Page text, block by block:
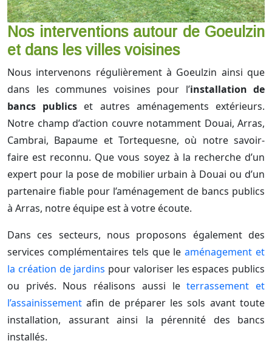
Nos interventions autour de Goeulzin
et dans les villes voisines
Nous intervenons régulièrement à Goeulzin ainsi que
dans les communes voisines pour l’installation de
bancs publics et autres aménagements extérieurs.
Notre champ d’action couvre notamment Douai, Arras,
Cambrai, Bapaume et Tortequesne, où notre savoir-
faire est reconnu. Que vous soyez à la recherche d’un
expert pour la pose de mobilier urbain à Douai ou d’un
partenaire fiable pour l’aménagement de bancs publics
à Arras, notre équipe est à votre écoute.
Dans ces secteurs, nous proposons également des
services complémentaires tels que leaménagement et
la création de jardins pour valoriser les espaces publics
ou privés. Nous réalisons aussi leterrassement et
l’assainissement afin de préparer les sols avant toute
installation, assurant ainsi la pérennité des bancs
installés.